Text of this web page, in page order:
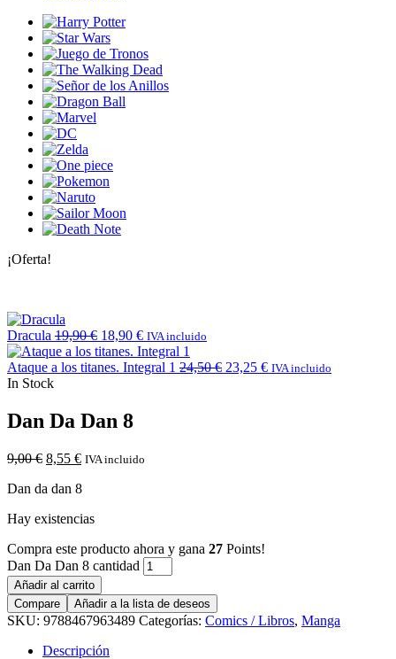
¡Oferta!
Dracula 19,90€ 18,90 € IVA incluido
Ataque a los titanes. Integral 1 24,50€ 23,25 € IVA incluido
In Stock
Dan Da Dan 8
9,00€ 8,55 € IVA incluido
Dan da dan 8
Hay existencias
Compra este producto ahora y gana 27 Points!
Dan Da Dan 8 cantidad
Añadir al carrito
Compare
Añadir a la lista de deseos
SKU: 9788467963489 Categorías: Comics / Libros, Manga
Descripción